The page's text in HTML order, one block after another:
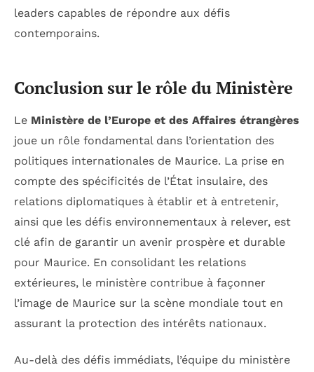
leaders capables de répondre aux défis
contemporains.
Conclusion sur le rôle du Ministère
Le Ministère de l’Europe et des Affaires étrangères
joue un rôle fondamental dans l’orientation des
politiques internationales de Maurice. La prise en
compte des spécificités de l’État insulaire, des
relations diplomatiques à établir et à entretenir,
ainsi que les défis environnementaux à relever, est
clé afin de garantir un avenir prospère et durable
pour Maurice. En consolidant les relations
extérieures, le ministère contribue à façonner
l’image de Maurice sur la scène mondiale tout en
assurant la protection des intérêts nationaux.
Au-delà des défis immédiats, l’équipe du ministère